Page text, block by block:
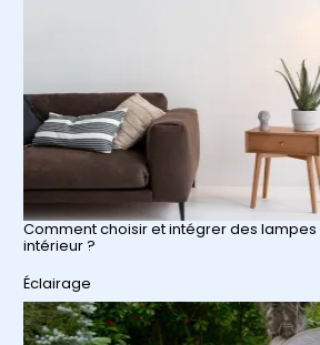
Comment choisir et intégrer des
intérieur ?
Par rapport à
Éclairage